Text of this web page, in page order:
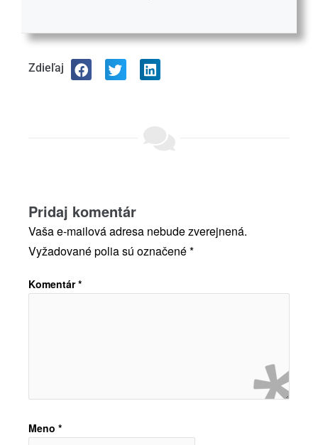
Zdieľaj
Pridaj komentár
Vaša e-mailová adresa nebude zverejnená.
Vyžadované polia sú označené*
Komentár*
Meno *